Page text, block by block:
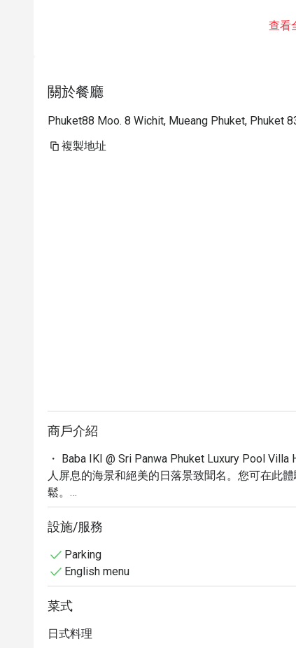
查看
關於餐廳
Phuket88 Moo. 8 Wichit, Mueang Phuket, Phuket
複製地址
商戶介紹
・ Baba IKI @ Sri Panwa Phuket Luxury Pool
人屏息的海景和絕美的日落景致聞名。您可在此
鬆。
・ 這裡不僅提供無可挑剔的住宿，更匯聚了令人
星級的享受，感受渡假村的悠閒氛圍，這裡更是捕
Pool Villa Hotel 體驗極致的奢華與美味，創造難忘
設施/服務
Parking
English menu
菜式
日式料理